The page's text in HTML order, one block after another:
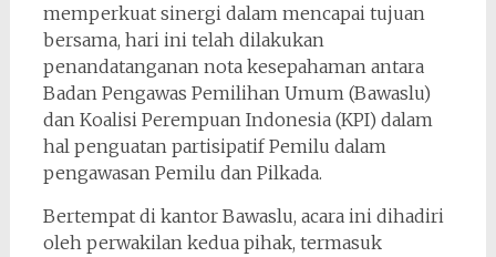
memperkuat sinergi dalam mencapai tujuan
bersama, hari ini telah dilakukan
penandatanganan nota kesepahaman antara
Badan Pengawas Pemilihan Umum (Bawaslu)
dan Koalisi Perempuan Indonesia (KPI) dalam
hal penguatan partisipatif Pemilu dalam
pengawasan Pemilu dan Pilkada.
Bertempat di kantor Bawaslu, acara ini dihadiri
oleh perwakilan kedua pihak, termasuk